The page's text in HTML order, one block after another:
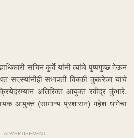
Watch LIVE TV